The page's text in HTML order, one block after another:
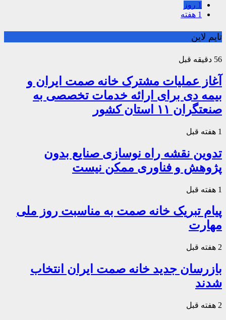
1 روز
1 هفته
تایم لاین
56 دقیقه قبل
آغاز عملیات مشترک خانه صمت ایران و
بیمه دی برای ارائه خدمات تخصصی به
صنعتگران ۱۱ استان کشور
1 هفته قبل
تدوین نقشه راه نوسازی صنایع بدون
پژوهش و فناوری ممکن نیست
1 هفته قبل
پیام تبریک خانه صمت به مناسبت روز ملی
مهارت
2 هفته قبل
بازرسان جدید خانه صمت ایران انتخاب
شدند
2 هفته قبل